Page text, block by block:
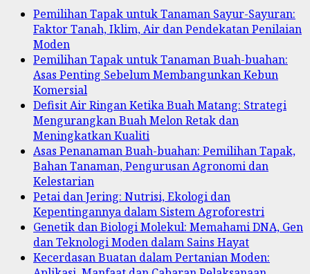
Pemilihan Tapak untuk Tanaman Sayur-Sayuran:
Faktor Tanah, Iklim, Air dan Pendekatan Penilaian
Moden
Pemilihan Tapak untuk Tanaman Buah-buahan:
Asas Penting Sebelum Membangunkan Kebun
Komersial
Defisit Air Ringan Ketika Buah Matang: Strategi
Mengurangkan Buah Melon Retak dan
Meningkatkan Kualiti
Asas Penanaman Buah-buahan: Pemilihan Tapak,
Bahan Tanaman, Pengurusan Agronomi dan
Kelestarian
Petai dan Jering: Nutrisi, Ekologi dan
Kepentingannya dalam Sistem Agroforestri
Genetik dan Biologi Molekul: Memahami DNA, Gen
dan Teknologi Moden dalam Sains Hayat
Kecerdasan Buatan dalam Pertanian Moden: